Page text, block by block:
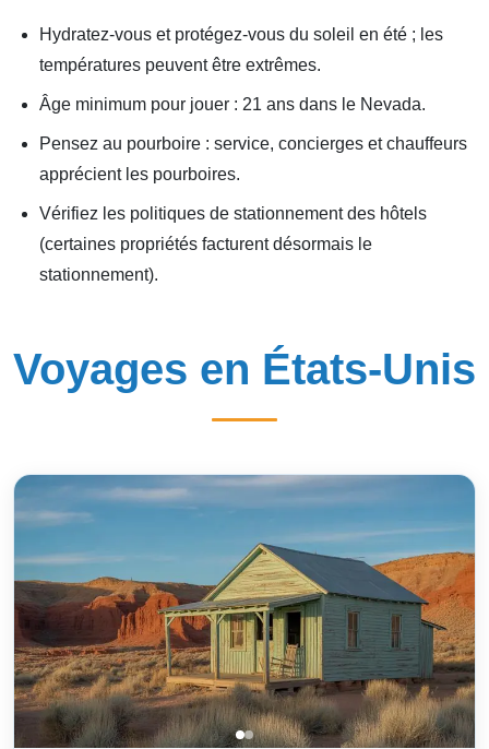
Hydratez-vous et protégez-vous du soleil en été ; les
températures peuvent être extrêmes.
Âge minimum pour jouer : 21 ans dans le Nevada.
Pensez au pourboire : service, concierges et chauffeurs
apprécient les pourboires.
Vérifiez les politiques de stationnement des hôtels
(certaines propriétés facturent désormais le
stationnement).
Voyages en États-Unis